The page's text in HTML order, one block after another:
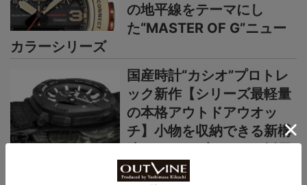
の地平線をテーマにし
た“MASTER OF G”ニュー
カラーシリーズ
国産時計“カシオ”プロトレ
ック新作【シリーズ最軽量
の本格アウトドアウオッ
チ】小物を収納できる新構
カシオ“G-SHOCK”新作2種